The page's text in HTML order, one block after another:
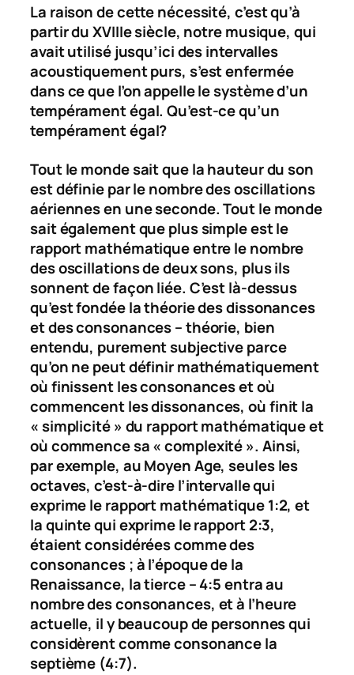
La raison de cette nécessité, c’est qu’à
partir du XVIIIe siècle, notre musique, qui
avait utilisé jusqu’ici des intervalles
acoustiquement purs, s’est enfermée
dans ce que l’on appelle le système d’un
tempérament égal. Qu’est-ce qu’un
tempérament égal?
Tout le monde sait que la hauteur du son
est définie par le nombre des oscillations
aériennes en une seconde. Tout le monde
sait également que plus simple est le
rapport mathématique entre le nombre
des oscillations de deux sons, plus ils
sonnent de façon liée. C’est là-dessus
qu’est fondée la théorie des dissonances
et des consonances – théorie, bien
entendu, purement subjective parce
qu’on ne peut définir mathématiquement
où finissent les consonances et où
commencent les dissonances, où finit la
« simplicité » du rapport mathématique et
où commence sa « complexité ». Ainsi,
par exemple, au Moyen Age, seules les
octaves, c’est-à-dire l’intervalle qui
exprime le rapport mathématique 1:2, et
la quinte qui exprime le rapport 2:3,
étaient considérées comme des
consonances ; à l’époque de la
Renaissance, la tierce – 4:5 entra au
nombre des consonances, et à l’heure
actuelle, il y beaucoup de personnes qui
considèrent comme consonance la
septième (4:7).